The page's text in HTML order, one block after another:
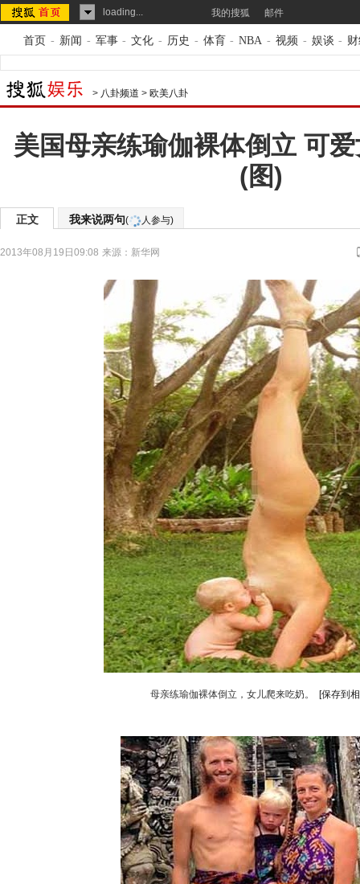
loading... 我的搜狐 邮件
首页 - 新闻 - 军事 - 文化 - 历史 - 体育 - NBA - 视频 - 娱谈 -
> 八卦频道 > 欧美八卦
美国母亲练瑜伽裸体倒立 可
(图)
正文 我来说两句( 人参与)
2013年08月19日09:08 来源： 新华网
母亲练瑜伽裸体倒立，女儿爬来吃奶。 [保存到